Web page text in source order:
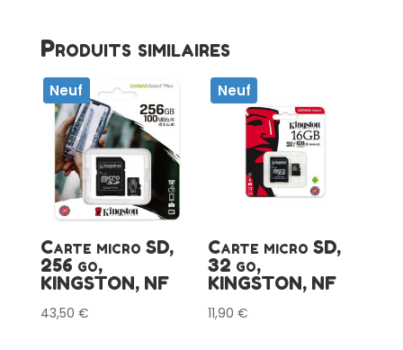
Produits similaires
Neuf
Carte micro SD,
256 go,
KINGSTON, NF
43,50 €
Neuf
Carte micro SD,
32 go,
KINGSTON, NF
11,90€